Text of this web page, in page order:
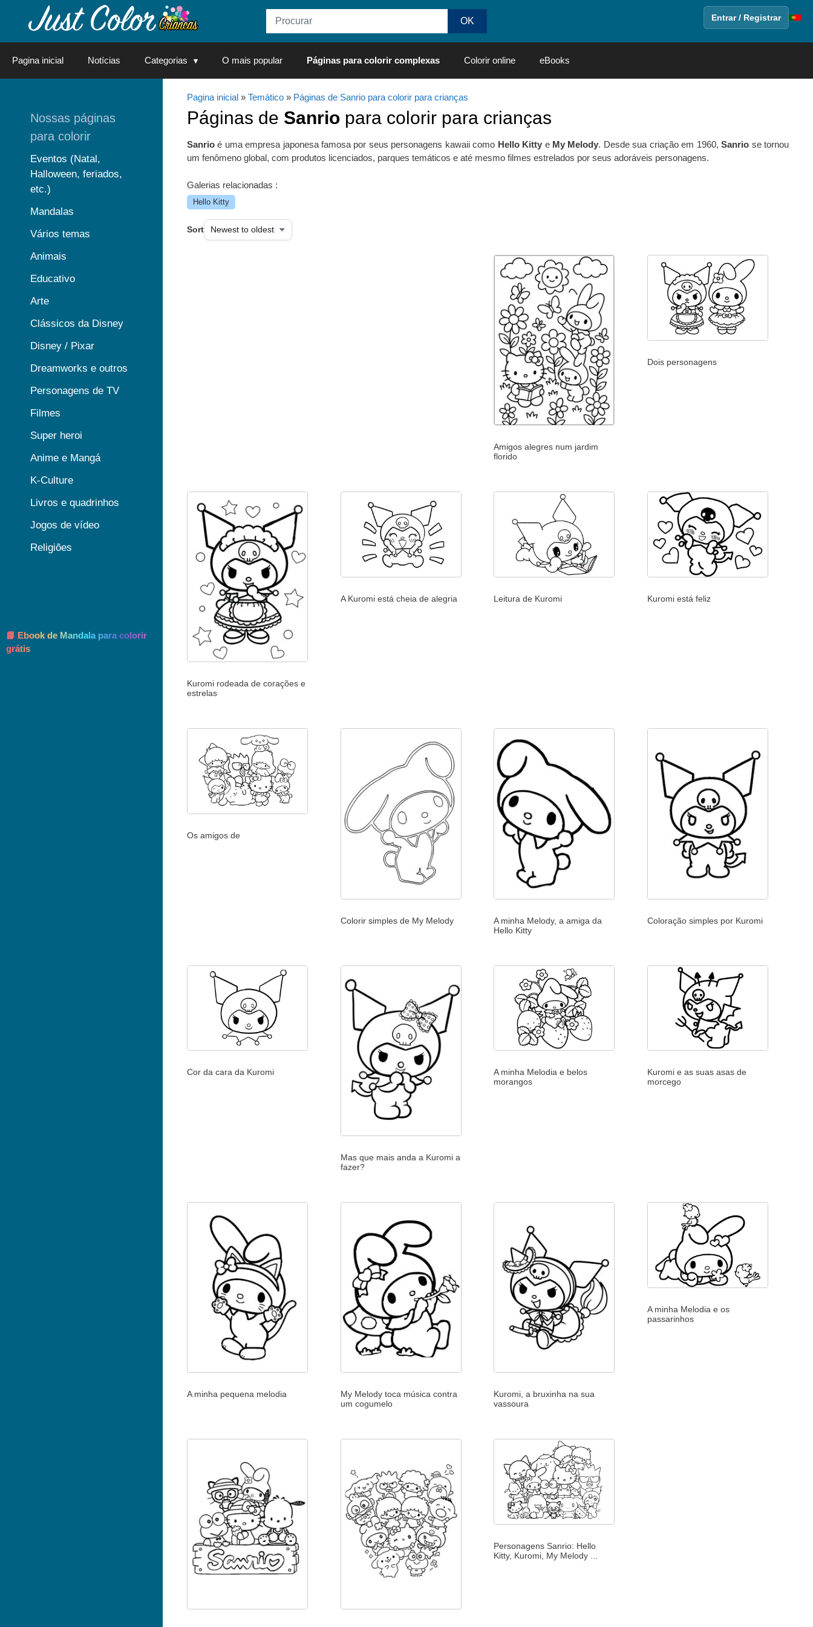
Entrar / Registrar
Pagina inicial Notícias Categorias O mais popular Páginas para colorir complexas Colorir online eBooks
Pagina inicial» Temático» Páginas de Sanrio para colorir para crianças
Páginas de Sanriopara colorir para crianças
Sanrioé uma empresa japonesa famosa por seus personagens kawaii como Hello Kitty e My Melody. Desde sua criação em 1960,Sanrio se tornou
um fenômeno global, com produtos licenciados, parques temáticos e até mesmo filmes estrelados por seus adoráveis personagens.
Galerias relacionadas :
Hello Kitty
Sort
Amigos alegres num jardim
florido
Dois personagens
Kuromi rodeada de corações e
estrelas
A Kuromi está cheia de alegria Leitura de Kuromi Kuromi está feliz
Os amigos de
Colorir simples de My Melody
A minha Melody, a amiga da
Hello Kitty
Coloração simples por Kuromi
Cor da cara da Kuromi
Mas que mais anda a Kuromi a
fazer?
A minha Melodia e belos
morangos
Kuromi e as suas asas de
morcego
A minha pequena melodia
My Melody toca música contra
um cogumelo
Kuromi, a bruxinha na sua
vassoura
A minha Melodia e os
passarinhos
Personagens Sanrio: Hello
Kitty, Kuromi, My Melody ...
Nossas páginas
para colorir
Eventos (Natal,
Halloween, feriados,
etc.)
Mandalas
Vários temas
Animais
Educativo
Arte
Clássicos da Disney
Disney / Pixar
Dreamworks e outros
Personagens de TV
Filmes
Super heroi
Anime e Mangá
K-Culture
Livros e quadrinhos
Jogos de vídeo
Religiões
📘 Ebook de Mandala para colorir
grátis